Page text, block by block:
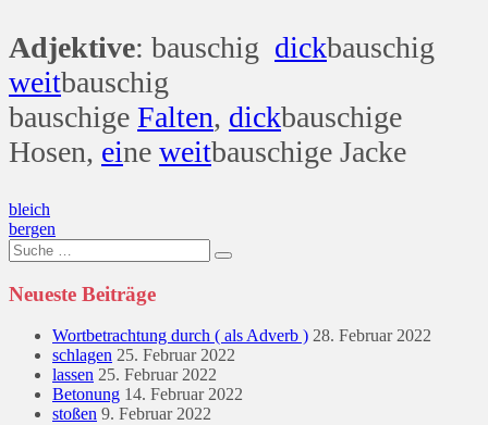
Adjektive: bauschig dickbauschig
weitbauschig
bauschige Falten, dickbauschige
Hosen, eine weitbauschige Jacke
Beitragsnavigation
bleich
bergen
Suche
nach:
Neueste Beiträge
Wortbetrachtung durch ( als Adverb ) 28. Februar 2022
schlagen 25. Februar 2022
lassen 25. Februar 2022
Betonung 14. Februar 2022
stoßen 9. Februar 2022